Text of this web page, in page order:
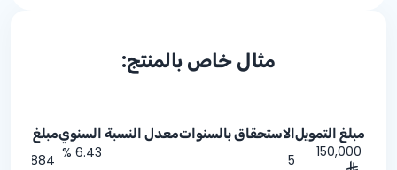
مثال خاص بالمنتج:
مبلغ التمويلالاستحقاق بالسنواتمعدل النسبة السنويمبلغ
150,000
5
% 6.43
2,884